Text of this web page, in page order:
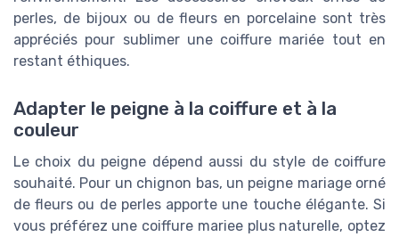
perles, de bijoux ou de fleurs en porcelaine sont très
appréciés pour sublimer une coiffure mariée tout en
restant éthiques.
Adapter le peigne à la coiffure et à la
couleur
Le choix du peigne dépend aussi du style de coiffure
souhaité. Pour un chignon bas, un peigne mariage orné
de fleurs ou de perles apporte une touche élégante. Si
vous préférez une coiffure mariee plus naturelle, optez